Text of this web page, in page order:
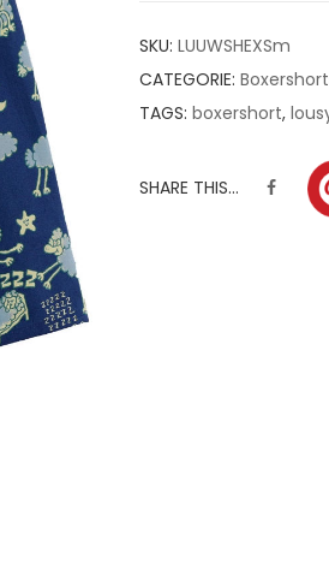
SKU: LUUWSHEXSm
CATEGORIE:
TAGS: boxershort,
SHARE THIS...